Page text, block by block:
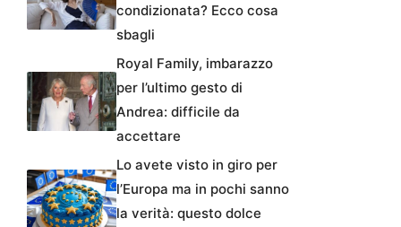
condizionata? Ecco cosa
sbagli
Royal Family, imbarazzo
per l’ultimo gesto di
Andrea: difficile da
accettare
Lo avete visto in giro per
l’Europa ma in pochi sanno
la verità: questo dolce